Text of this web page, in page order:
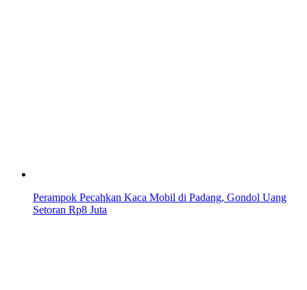
Perampok Pecahkan Kaca Mobil di Padang, Gondol Uang
Setoran Rp8 Juta